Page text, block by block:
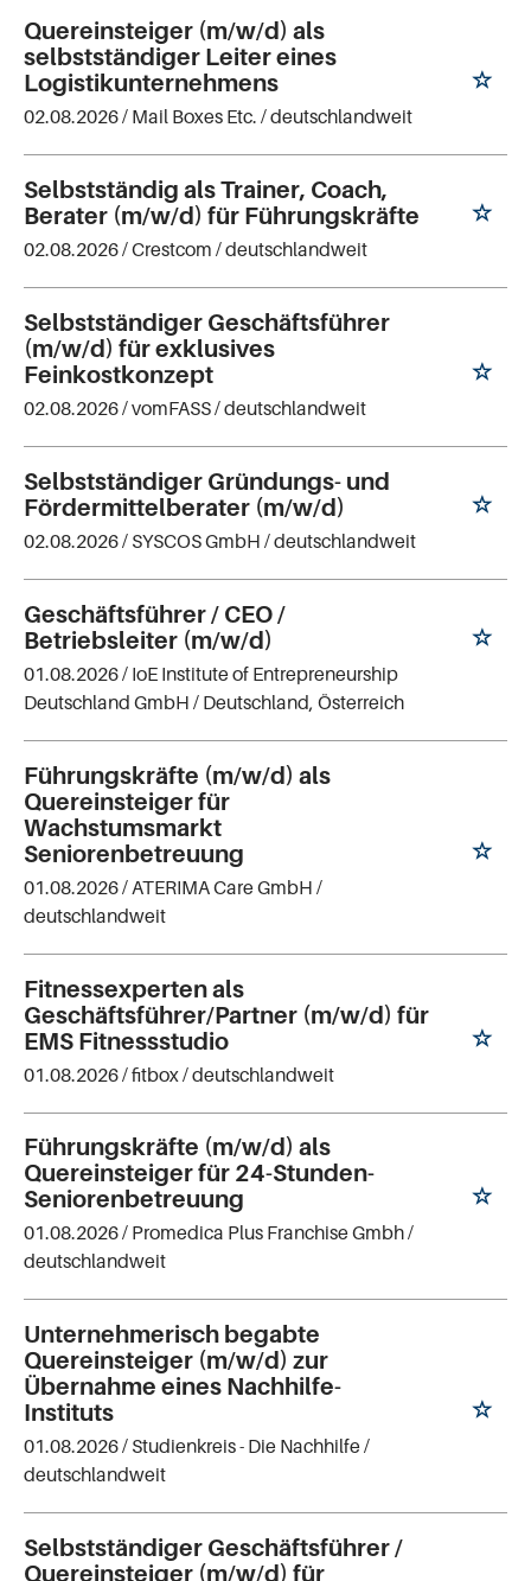
Quereinsteiger (m/w/d) als
selbstständiger Leiter eines
Logistikunternehmens
02.08.2026 / Mail Boxes Etc. / deutschlandweit
Selbstständig als Trainer, Coach,
Berater (m/w/d) für Führungskräfte
02.08.2026 /Crestcom / deutschlandweit
Selbstständiger Geschäftsführer
(m/w/d) für exklusives
Feinkostkonzept
02.08.2026 /vomFASS/ deutschlandweit
Selbstständiger Gründungs- und
Fördermittelberater (m/w/d)
02.08.2026 / SYSCOS GmbH / deutschlandweit
Geschäftsführer / CEO /
Betriebsleiter (m/w/d)
01.08.2026 / IoE Institute of Entrepreneurship
Deutschland GmbH / Deutschland, Österreich
Führungskräfte (m/w/d) als
Quereinsteiger für
Wachstumsmarkt
Seniorenbetreuung
01.08.2026 / ATERIMA Care GmbH /
deutschlandweit
Fitnessexperten als
Geschäftsführer/Partner (m/w/d) für
EMS Fitnessstudio
01.08.2026 /fitbox/ deutschlandweit
Führungskräfte (m/w/d) als
Quereinsteiger für 24-Stunden-
Seniorenbetreuung
01.08.2026 / Promedica Plus Franchise Gmbh/
deutschlandweit
Unternehmerisch begabte
Quereinsteiger (m/w/d) zur
Übernahme eines Nachhilfe-
Instituts
01.08.2026 / Studienkreis - Die Nachhilfe/
deutschlandweit
Selbstständiger Geschäftsführer /
Quereinsteiger (m/w/d) für